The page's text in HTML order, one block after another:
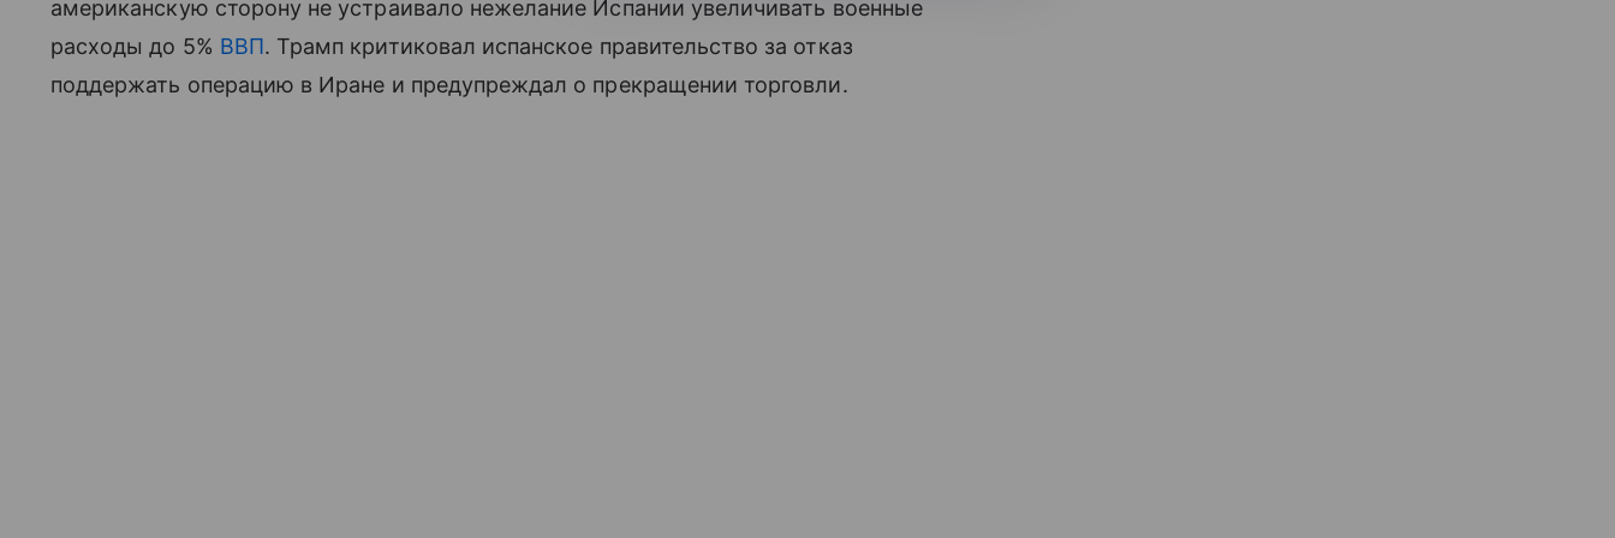
американскую сторону не устраивало нежелание Испании увеличивать военные
расходы до 5% ВВП. Трамп критиковал испанское правительство за отказ
поддержать операцию в Иране и предупреждал о прекращении торговли.